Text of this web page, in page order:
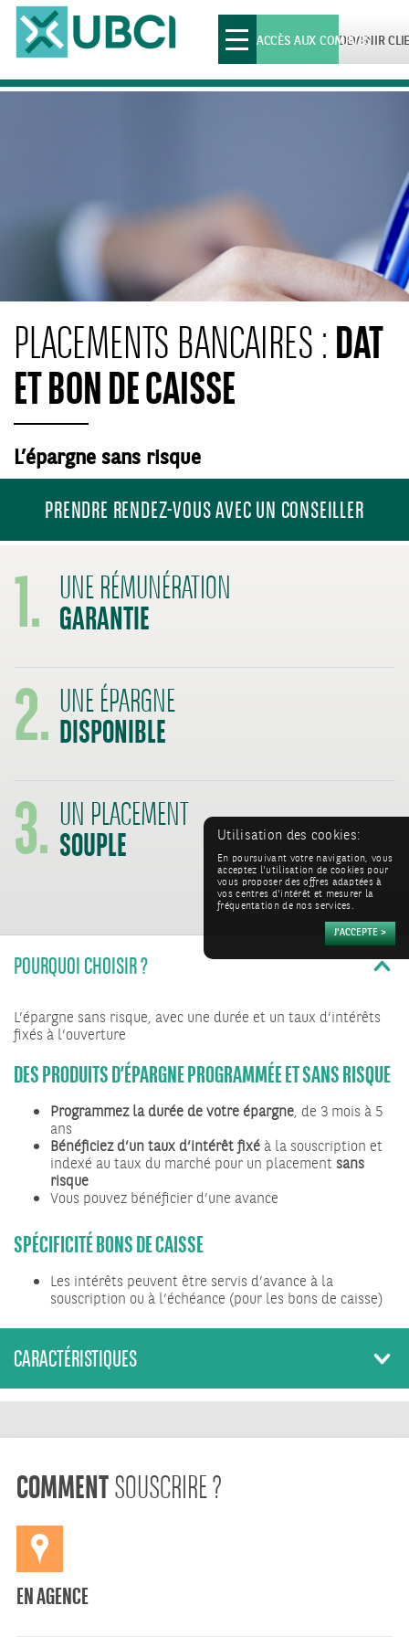
Toggle
navigationDEVENIR
ACCÈS AUX COMPTES
PLACEMENTS BANCAIRES :DAT
ET BON DE CAISSE
L’épargne sans risque
PRENDRE RENDEZ-VOUS AVEC UN CONSEILLER
1. UNE RÉMUNÉRATION
GARANTIE
2. UNE ÉPARGNE
DISPONIBLE
3. UN PLACEMENT
SOUPLE
POURQUOI CHOISIR ?
L’épargne sans risque, avec une durée et un taux d’intérêts
fixés à l’ouverture
DES PRODUITS D’ÉPARGNE PROGRAMMÉE ET SANS RISQUE
Programmez la durée de votre épargne, de 3 mois à 5
ans
Bénéficiez d’un taux d’intérêt fixé à la souscription et
indexé au taux du marché pour un placementsans
risque
Vous pouvez bénéficier d’une avance
SPÉCIFICITÉ BONS DE CAISSE
Les intérêts peuvent être servis d’avance à la
souscription ou à l’échéance (pour les bons de caisse)
CARACTÉRISTIQUES
COMMENTSOUSCRIRE ?
EN AGENCE
Utilisation des cookies:
En poursuivant votre navigation, vous
acceptez l'utilisation de cookies pour
vous proposer des offres adaptées à
vos centres d'intérêt et mesurer la
fréquentation de nos services.